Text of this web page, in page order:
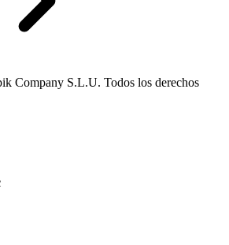
Company S.L.U. Todos los derechos